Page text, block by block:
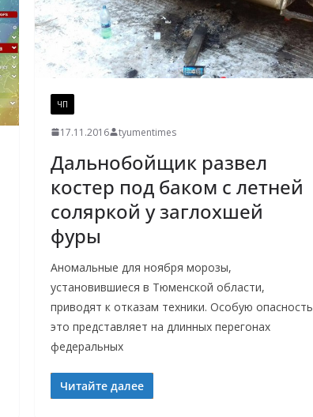
ЧП
17.11.2016 tyumentimes
Дальнобойщик развел
костер под баком с летней
соляркой у заглохшей
фуры
Аномальные для ноября морозы,
установившиеся в Тюменской области,
приводят к отказам техники. Особую опасность
это представляет на длинных перегонах
федеральных
Читайте далее